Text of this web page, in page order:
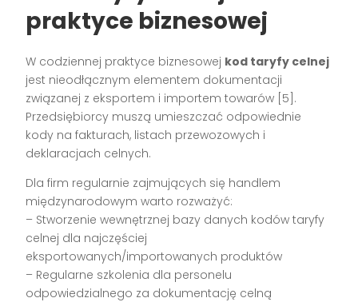
praktyce biznesowej
W codziennej praktyce biznesowej kod taryfy celnej
jest nieodłącznym elementem dokumentacji
związanej z eksportem i importem towarów [5].
Przedsiębiorcy muszą umieszczać odpowiednie
kody na fakturach, listach przewozowych i
deklaracjach celnych.
Dla firm regularnie zajmujących się handlem
międzynarodowym warto rozważyć:
– Stworzenie wewnętrznej bazy danych kodów taryfy
celnej dla najczęściej
eksportowanych/importowanych produktów
– Regularne szkolenia dla personelu
odpowiedzialnego za dokumentację celną